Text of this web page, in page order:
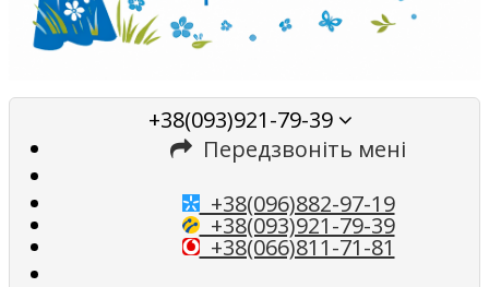
+38(093)921-79-39
Передзвоніть мені
+38(096)882-97-19
+38(093)921-79-39
+38(066)811-71-81